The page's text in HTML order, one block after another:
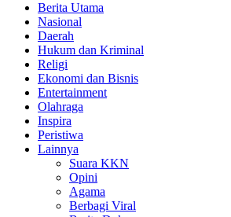
Berita Utama
Nasional
Daerah
Hukum dan Kriminal
Religi
Ekonomi dan Bisnis
Entertainment
Olahraga
Inspira
Peristiwa
Lainnya
Suara KKN
Opini
Agama
Berbagi Viral